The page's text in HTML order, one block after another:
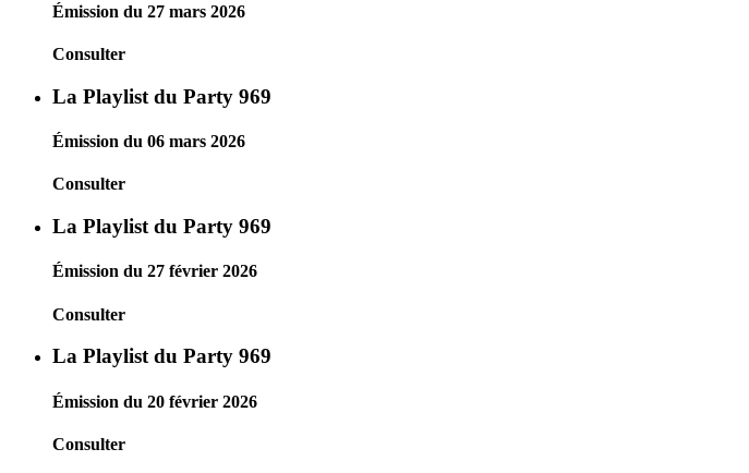
Émission du 27 mars 2026
Consulter
La Playlist du Party 969
Émission du 06 mars 2026
Consulter
La Playlist du Party 969
Émission du 27 février 2026
Consulter
La Playlist du Party 969
Émission du 20 février 2026
Consulter